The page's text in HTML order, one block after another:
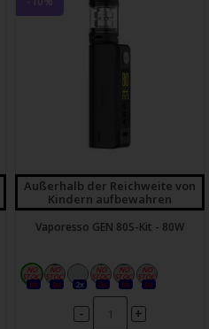
Außerhalb der Reichweite von
Kindern aufbewahren
Vaporesso GEN 80S-Kit - 80W
0x 0x 2x 0x 0x 0x
- +